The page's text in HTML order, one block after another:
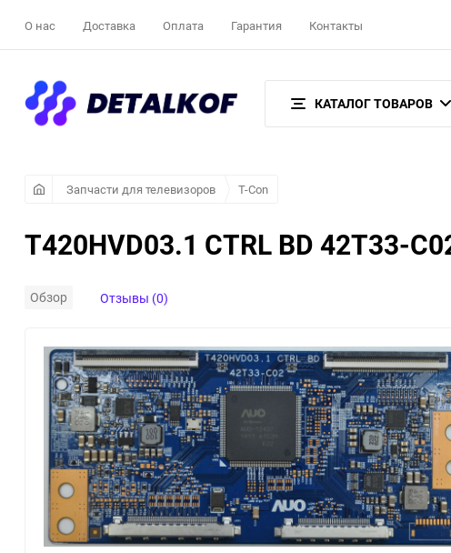
О нас Доставка Оплата Гарантия Контакты
КАТАЛОГ ТОВАРОВ
Запчасти для телевизоров T-Con
T420HVD03.1 CTRL BD 42T33-
Обзор Отзывы (0)